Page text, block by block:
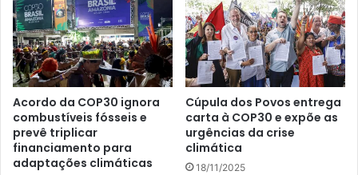
Acordo da COP30 ignora
combustíveis fósseis e
prevê triplicar
financiamento para
adaptações climáticas
Cúpula dos Povos entrega
carta à COP30 e expõe as
urgências da crise
climática
18/11/2025